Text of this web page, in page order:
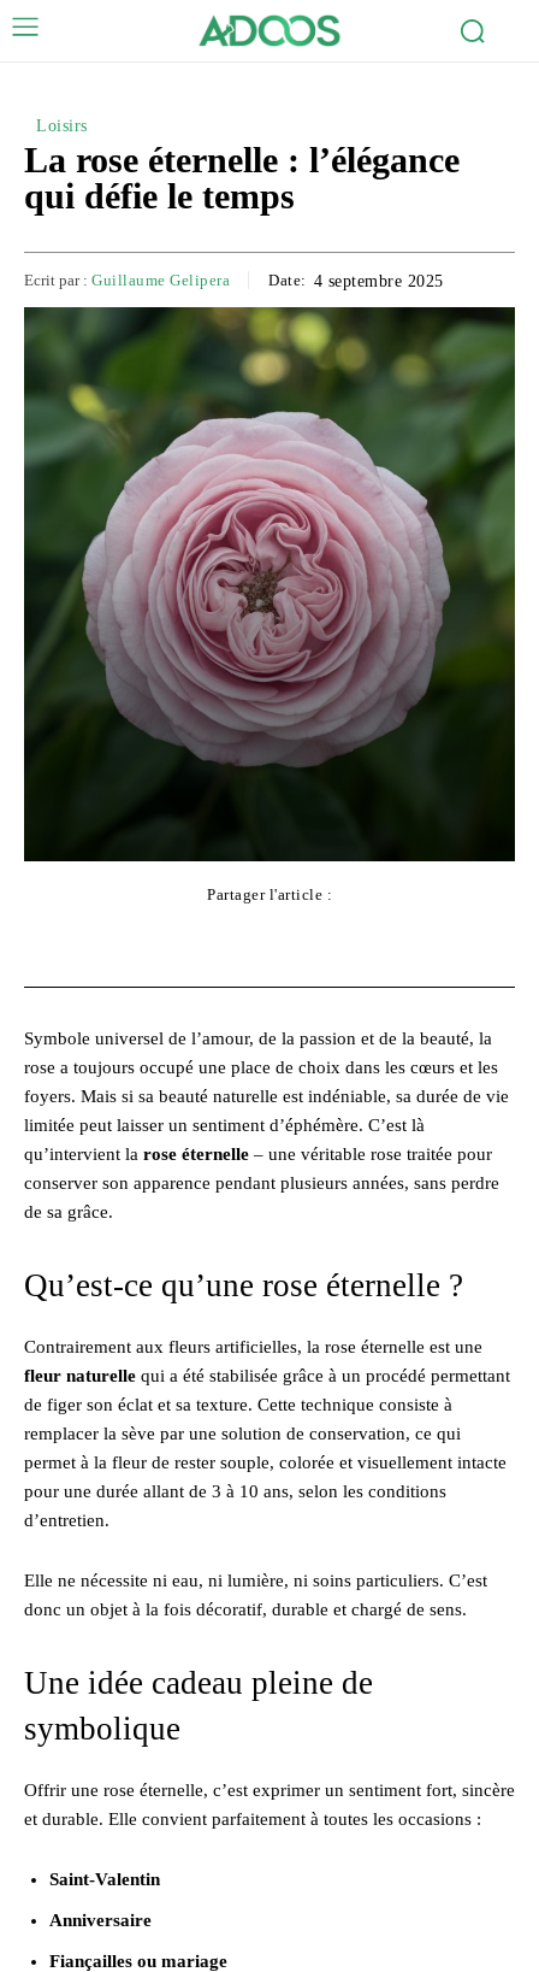
Loisirs
La rose éternelle : l’élégance
qui défie le temps
Ecrit par : Guillaume Gelipera Date: 4 septembre 2025
Partager l'article :
Symbole universel de l’amour, de la passion et de la beauté, la
rose a toujours occupé une place de choix dans les cœurs et les
foyers. Mais si sa beauté naturelle est indéniable, sa durée de vie
limitée peut laisser un sentiment d’éphémère. C’est là
qu’intervient la rose éternelle – une véritable rose traitée pour
conserver son apparence pendant plusieurs années, sans perdre
de sa grâce.
Qu’est-ce qu’une rose éternelle ?
Contrairement aux fleurs artificielles, la rose éternelle est une
fleur naturelle qui a été stabilisée grâce à un procédé permettant
de figer son éclat et sa texture. Cette technique consiste à
remplacer la sève par une solution de conservation, ce qui
permet à la fleur de rester souple, colorée et visuellement intacte
pour une durée allant de 3 à 10 ans, selon les conditions
d’entretien.
Elle ne nécessite ni eau, ni lumière, ni soins particuliers. C’est
donc un objet à la fois décoratif, durable et chargé de sens.
Une idée cadeau pleine de
symbolique
Offrir une rose éternelle, c’est exprimer un sentiment fort, sincère
et durable. Elle convient parfaitement à toutes les occasions :
Saint-Valentin
Anniversaire
Fiançailles ou mariage